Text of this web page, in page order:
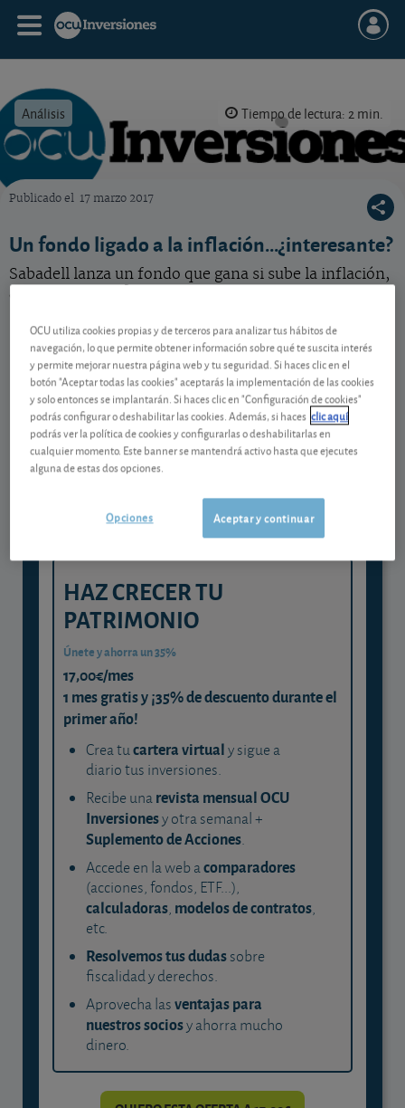
Análisis Tiempo de lectura: 2 min.
Publicado el 17 marzo 2017
Un fondo ligado a la inflación...¿interesante?
Sabadell lanza un fondo que gana si sube la inflación,
¿merece la pena?
Contenido reservado a SOCIOS
Gestiona tu dinero con visión
experta
y consigue que cada euro trabaje
HAZ CRECER TU
PATRIMONIO
Únete y ahorra un 35%
17,00€/mes
1 mes gratis y ¡35% de descuento durante el
primer año!
Crea tucartera virtualy sigue a
diario tus inversiones.
Recibe unarevista mensual OCU
Inversionesy otra semanal +
Suplemento de Acciones.
Accede en la web acomparadores
(acciones, fondos, ETF...),
calculadoras, modelos de contratos,
etc.
Resolvemos tus dudassobre
fiscalidad y derechos.
Aprovecha lasventajas para
nuestros sociosy ahorra mucho
dinero.
OCU utiliza cookies propias y de terceros para analizar tus hábitos de
navegación, lo que permite obtener información sobre qué te suscita interés
y permite mejorar nuestra página web y tu seguridad. Si haces clic en el
botón "Aceptar todas las cookies" aceptarás la implementación de las cookies
y solo entonces se implantarán. Si haces clic en "Configuración de cookies"
podrás configurar o deshabilitar las cookies. Además, si haces clic aquí
podrás ver la política de cookies y configurarlas o deshabilitarlas en
cualquier momento. Este banner se mantendrá activo hasta que ejecutes
alguna de estas dos opciones.
Aceptar y continuar
Opciones